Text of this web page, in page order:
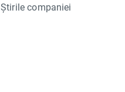
Știrile companiei